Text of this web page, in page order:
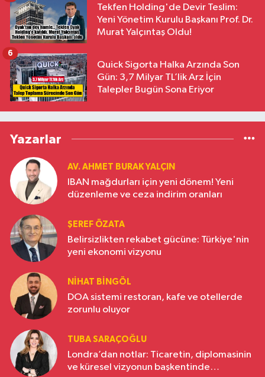
Tekfen Holding'de Devir Teslim:
Yeni Yönetim Kurulu Başkanı Prof. Dr.
Murat Yalçıntaş Oldu!
Quick Sigorta Halka Arzında Son
Gün: 3,7 Milyar TL’lik Arz İçin
Talepler Bugün Sona Eriyor
6
Yazarlar
AV. AHMET BURAK YALÇIN
IBAN mağdurları için yeni dönem! Yeni
düzenleme ve ceza indirim oranları
ŞEREF ÖZATA
Belirsizlikten rekabet gücüne: Türkiye'nin
yeni ekonomi vizyonu
NIHAT BINGÖL
DOA sistemi restoran, kafe ve otellerde
zorunlu oluyor
TUBA SARAÇOĞLU
Londra’dan notlar: Ticaretin, diplomasinin
ve küresel vizyonun başkentinde